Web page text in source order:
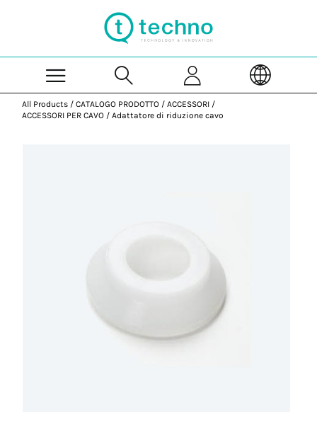
All Products / CATALOGO PRODOTTO / ACCESSORI /
ACCESSORI PER CAVO / Adattatore di riduzione cavo